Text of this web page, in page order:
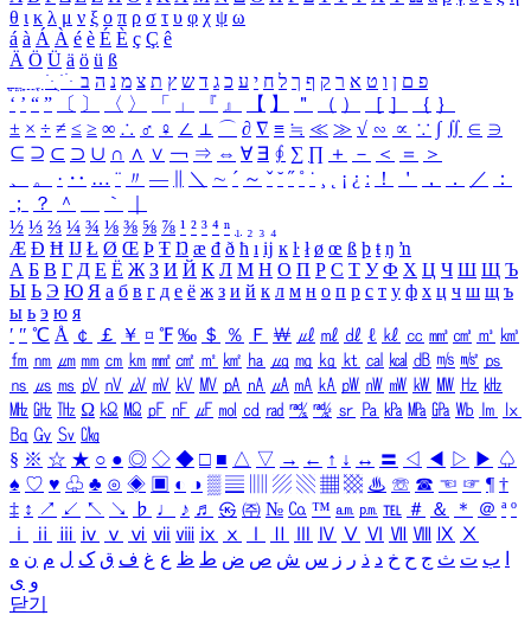
θ ι κ λ μ ν ξ ο π ρ σ τ υ φ χ ψ ω
á à Á À é è É È ç Ç ê
Ä Ö Ü ä ö ü ß
ִֶֹ ֻּ ׁׂ פ ם ן ו ט א ר ק ף ך ל ח י ע כ ג ד ש ץ ת צ מ נ ה ב
‘ ’ “ ” 〔 〕 〈 〉 「 」 『 』 【 】 ＂ （ ） ［ ］ ｛ ｝
± × ÷ ≠ ≤ ≥ ∞ ∴ ♂ ♀ ∠ ⊥ ⌒ ∂ ∇ ≡ ≒ ≪ ≫ √ ∽ ∝ ∵ ∫ ∬ ∈ ∋
⊆ ⊇ ⊂ ⊃ ∪ ∩ ∧ ∨ ￢ ⇒ ⇔ ∀ ∃ ∮ ∑ ∏ ＋ － ＜ ＝
＞
、
。 · ‥ … ¨ 〃 ― ＼ ∼ ´ ～ ˇ ˘ ˝ ˚ ˙ ¸ ¡ ¿ ː ！ ＇ ， ． ／
：
；
？ ＾ ｀
½ ⅓ ⅔ ¼ ¾ ⅛ ⅜ ⅝ ⅞ ¹ ² ³ ⁴ ⁿ ₁ ₂ ₃ ₄
Æ Ð Ħ Ĳ Ł Ø Œ Þ Ŧ Ŋ æ đ ð ħ ı ĳ ĸ ŀ ł ø œ ß þ ŧ ŋ ŉ
А Б В Г Д Е Ё Ж З И Й К Л М Н О П Р С Т У Ф Х Ц Ч Ш Щ Ъ
Ы Ь Э Ю Я а б в г д е ё ж з и й к л м н о п р с т у ф х ц ч ш щ ъ
ы ь э ю я
′ ″ ℃ Å ￠ ￡ ￥ ¤ ℉ ‰ ＄ ％ Ｆ ￦ ㎕ ㎖ ㎗ ℓ ㎘ ㏄ ㎣ ㎤ ㎥ ㎦
㎙ ㎚ ㎛ ㎜ ㎝ ㎞ ㎟ ㎠ ㎡ ㎢ ㏊ ㎍ ㎎ ㎏ ㏏ ㎈ ㎉ ㏈ ㎧ ㎨ ㎰
㎱ ㎲ ㎳ ㎴ ㎵ ㎶ ㎷ ㎸ ㎹ ㎀ ㎁ ㎂ ㎃ ㎄ ㎺ ㎻ ㎽ ㎾ ㎿ ㎐ ㎑
㎒ ㎓ ㎔ Ω ㏀ ㏁ ㎊ ㎋ ㎌ ㏖ ㏅ ㎭ ㎮ ㎯ ㏛ ㎩ ㎪ ㎫ ㎬ ㏝ ㏐
㏓
㏃ ㏉ ㏜ ㏆
§ ※ ☆ ★ ○ ● ◎ ◇ ◆ □ ■ △ ▽ → ← ↑ ↓ ↔ 〓 ◁ ◀ ▷ ▶ ♤
♠ ♡ ♥ ♧ ♣ ⊙ ◈ ▣ ◐ ◑ ▒ ▤ ▨ ▧ ▦ ▩ ♨ ☏ ☎ ☜ ☞ ¶ †
‡ ↕ ↗ ↙ ↖ ↘ ♭ ♩ ♪ ♬ ㉿ ㈜ № ㏇ ™ ㏂ ㏘ ℡ ＃ ＆ ＊ ＠ ª º
ⅰ
ⅱ ⅲ ⅳ ⅴ ⅵ ⅶ ⅷ ⅸ ⅹ Ⅳ Ⅴ Ⅵ Ⅶ Ⅷ Ⅸ Ⅹ
ب ت ث ج ح خ د ذ ر ز س ش ص ض ط ظ ع غ ف ق ک ل م ن ه
و ی
닫기